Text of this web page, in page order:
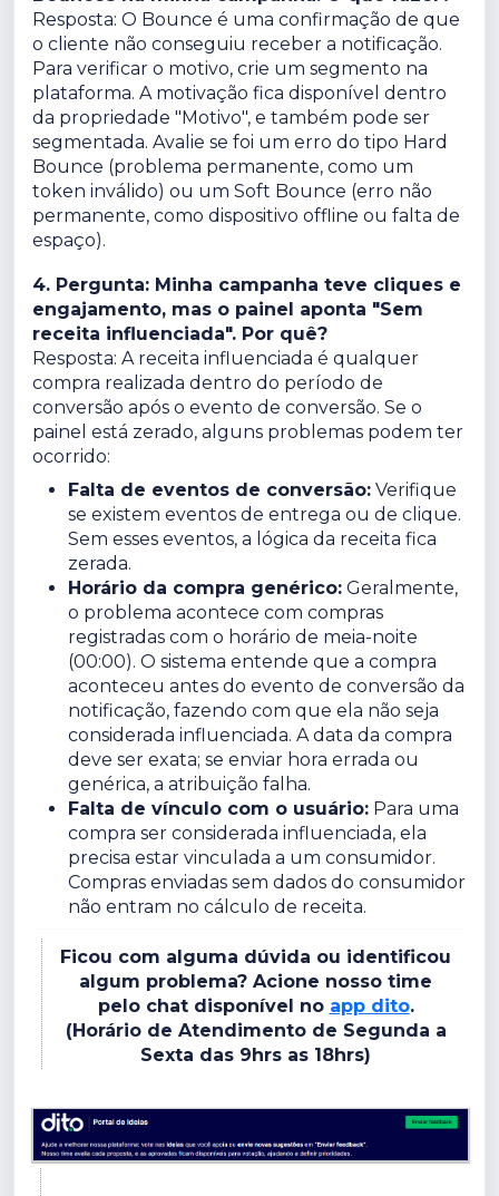
Resposta: O Bounce é uma confirmação de que
o cliente não conseguiu receber a notificação.
Para verificar o motivo, crie um segmento na
plataforma. A motivação fica disponível dentro
da propriedade "Motivo", e também pode ser
segmentada. Avalie se foi um erro do tipo Hard
Bounce (problema permanente, como um
token inválido) ou um Soft Bounce (erro não
permanente, como dispositivo offline ou falta de
espaço).
4. Pergunta: Minha campanha teve cliques e
engajamento, mas o painel aponta "Sem
receita influenciada". Por quê?
Resposta: A receita influenciada é qualquer
compra realizada dentro do período de
conversão após o evento de conversão. Se o
painel está zerado, alguns problemas podem ter
ocorrido:
Falta de eventos de conversão: Verifique
se existem eventos de entrega ou de clique.
Sem esses eventos, a lógica da receita fica
zerada.
Horário da compra genérico: Geralmente,
o problema acontece com compras
registradas com o horário de meia-noite
(00:00). O sistema entende que a compra
aconteceu antes do evento de conversão da
notificação, fazendo com que ela não seja
considerada influenciada. A data da compra
deve ser exata; se enviar hora errada ou
genérica, a atribuição falha.
Falta de vínculo com o usuário: Para uma
compra ser considerada influenciada, ela
precisa estar vinculada a um consumidor.
Compras enviadas sem dados do consumidor
não entram no cálculo de receita.
Ficou com alguma dúvida ou identificou
algum problema? Acione nosso time
pelo chat disponível no app dito.
(Horário de Atendimento de Segunda a
Sexta das 9hrs as 18hrs)